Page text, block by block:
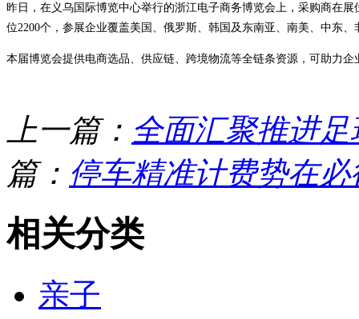
昨日，在义乌国际博览中心举行的浙江电子商务博览会上，采购商在
位2200个，参展企业覆盖美国、俄罗斯、韩国及东南亚、南美、中东
本届博览会提供电商选品、供应链、跨境物流等全链条资源，可助力
上一篇： 全面汇聚推进
篇： 停车精准计费势在必
相关分类
亲子